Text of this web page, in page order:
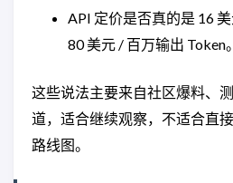
API 定价是否真的是 16 美
80 美元 / 百万输出 Token。
这些说法主要来自社区爆料、
道，适合继续观察，不适合直
路线图。